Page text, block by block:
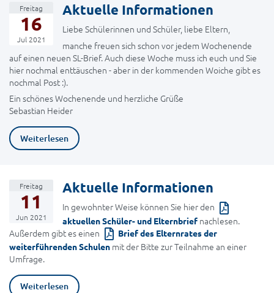
Freitag
16
Jul 2021
Aktuelle Informationen
Liebe Schülerinnen und Schüler, liebe Eltern,
manche freuen sich schon vor jedem Wochenende
auf einen neuen SL-Brief. Auch diese Woche muss ich euch und Sie
hier nochmal enttäuschen - aber in der kommenden Woiche gibt es
nochmal Post :).
Ein schönes Wochenende und herzliche Grüße
Sebastian Heider
Weiterlesen
Freitag
11
Jun 2021
Aktuelle Informationen
In gewohnter Weise können Sie hier den
aktuellen Schüler- und Elternbrief nachlesen.
Außerdem gibt es einen
Brief des Elternrates der
weiterführenden Schulen mit der Bitte zur Teilnahme an einer
Umfrage.
Weiterlesen